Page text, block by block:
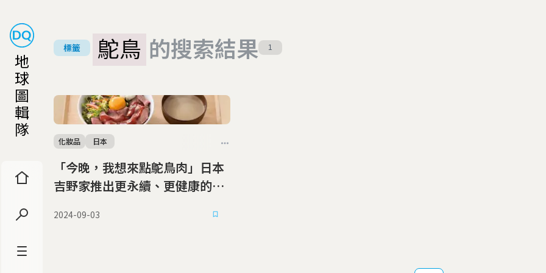
地
球
圖
輯
隊
標籤 鴕鳥 的搜索結果 1
「今晚，我想來點鴕鳥肉」日本
吉野家推出更永續、更健康的肉
化妝品 日本
2024-09-03